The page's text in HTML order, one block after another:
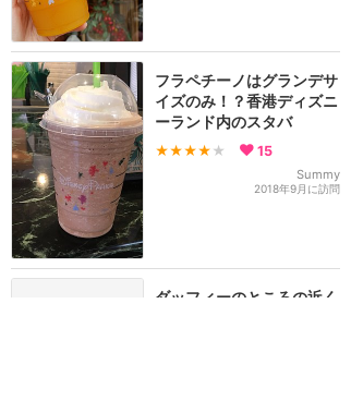
フラペチーノはグランデサ
イズのみ！？香港ディズニ
ーランド内のスタバ
★★★★ ★ 15
Summy
2018年9月に訪問
ダッフィーのところの近く